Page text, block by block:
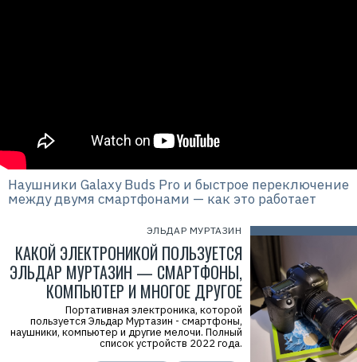
ЭЛЬДАР МУРТАЗИН
КАКОЙ ЭЛЕКТРОНИКОЙ ПОЛЬЗУЕТСЯ
ЭЛЬДАР МУРТАЗИН — СМАРТФОНЫ,
КОМПЬЮТЕР И МНОГОЕ ДРУГОЕ
Портативная электроника, которой
пользуется Эльдар Муртазин - смартфоны,
наушники, компьютер и другие мелочи. Полный
список устройств 2022 года.
Наушники Galaxy Buds Pro и быстрое переключение
между двумя смартфонами — как это работает